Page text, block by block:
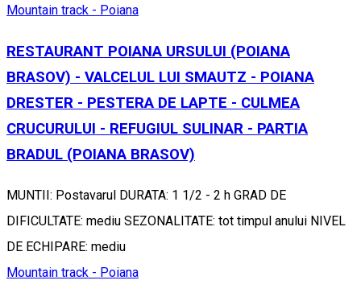
Mountain track - Poiana
RESTAURANT POIANA URSULUI (POIANA
BRASOV) - VALCELUL LUI SMAUTZ - POIANA
DRESTER - PESTERA DE LAPTE - CULMEA
CRUCURULUI - REFUGIUL SULINAR - PARTIA
BRADUL (POIANA BRASOV)
MUNTII: Postavarul DURATA: 1 1/2 - 2 h GRAD DE
DIFICULTATE: mediu SEZONALITATE: tot timpul anului NIVEL
DE ECHIPARE: mediu
Mountain track - Poiana